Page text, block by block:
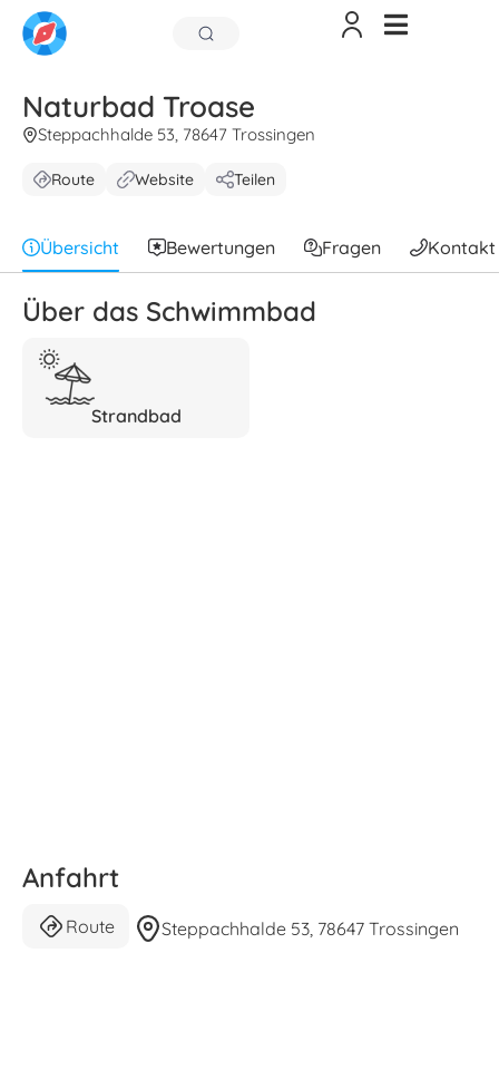
Naturbad Troase
Steppachhalde 53, 78647 Trossingen
Route Website Teilen
Übersicht Bewertungen Fragen Kontakt
Über das Schwimmbad
Strandbad
Anfahrt
Route Steppachhalde 53, 78647 Trossingen